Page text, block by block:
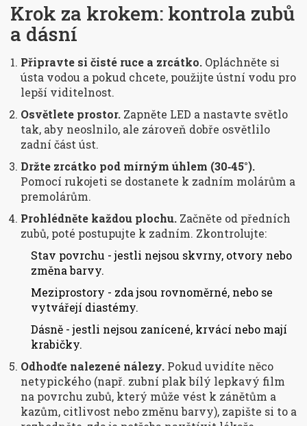
Krok za krokem: kontrola zubů
a dásní
Připravte si čisté ruce a zrcátko. Opláchněte si
ústa vodou a pokud chcete, použijte ústní vodu pro
lepší viditelnost.
Osvětlete prostor. Zapněte LED a nastavte světlo
tak, aby neoslnilo, ale zároveň dobře osvětlilo
zadní část úst.
Držte zrcátko pod mírným úhlem (30‑45°).
Pomocí rukojeti se dostanete k zadním molárům a
premolárům.
Prohlédněte každou plochu. Začněte od předních
zubů, poté postupujte k zadním. Zkontrolujte:
Stav povrchu - jestli nejsou skvrny, otvory nebo
změna barvy.
Meziprostory - zda jsou rovnoměrné, nebo se
vytvářejí diastémy.
Dásně - jestli nejsou zanícené, krvácí nebo mají
krabičky.
Odhodťe nalezené nálezy. Pokud uvidíte něco
netypického (např. zubní plak bílý lepkavý film
na povrchu zubů, který může vést k zánětům a
kazům, citlivost nebo změnu barvy), zapište si to a